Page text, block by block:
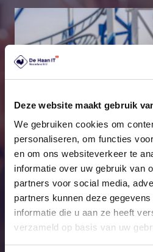
Deze website maakt gebruik
We gebruiken cookies om
personaliseren, om functies
en om ons websiteverkeer te
informatie over uw gebruik van
partners voor social media,
partners kunnen deze
informatie die u aan ze heeft
verzameld op basis van uw
Loisirs